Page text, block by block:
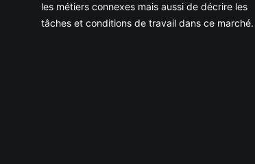
les métiers connexes mais aussi de décrire les
tâches et conditions de travail dans ce marché.